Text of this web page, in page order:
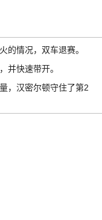
的情况，双车退赛。
并快速带开。
，汉密尔顿守住了第2